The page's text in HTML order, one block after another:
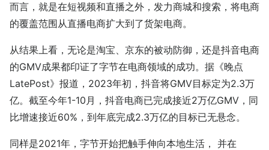
而言，就是在短视频和直播之外，发力商城和搜索，将电商
的覆盖范围从直播电商扩大到了货架电商。
从结果上看，无论是淘宝、京东的被动防御，还是抖音电商
的GMV成果都印证了字节在电商领域的成功。据《晚点
LatePost》报道，2023年初，抖音将GMV目标定为2.3万
亿。截至今年1-10月，抖音电商已完成接近2万亿GMV，同
比增速接近60%，到年底完成2.3万亿的目标已无悬念。
同样是2021年，字节开始把触手伸向本地生活， 并在